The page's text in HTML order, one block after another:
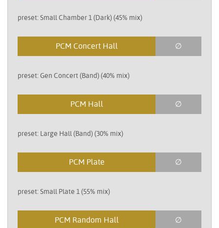
preset: Small Chamber 1 (Dark) (45% mix)
PCM Concert Hall ∅
preset: Gen Concert (Band) (40% mix)
PCM Hall ∅
preset: Large Hall (Band) (30% mix)
PCM Plate ∅
preset: Small Plate 1 (55% mix)
PCM Random Hall ∅